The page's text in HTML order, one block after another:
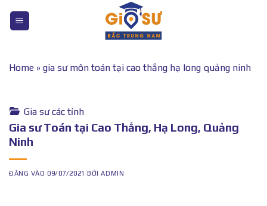
Home » gia sư môn toán tại cao thắng hạ long quảng ninh
Gia sư các tỉnh
Gia sư Toán tại Cao Thắng, Hạ Long, Quảng
Ninh
ĐĂNG VÀO09/07/2021 BỞIADMIN